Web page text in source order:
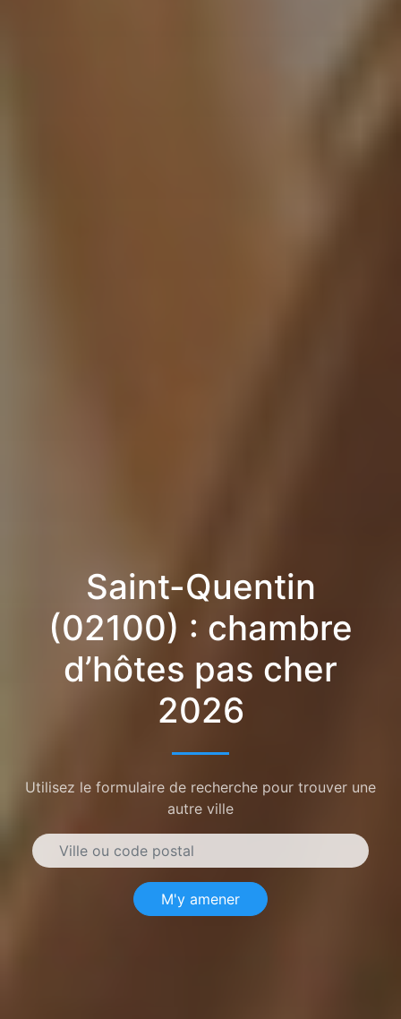
Saint-Quentin
(02100) : chambre
d’hôtes pas cher
2026
Utilisez le formulaire de recherche pour trouver une
autre ville
M'y amener